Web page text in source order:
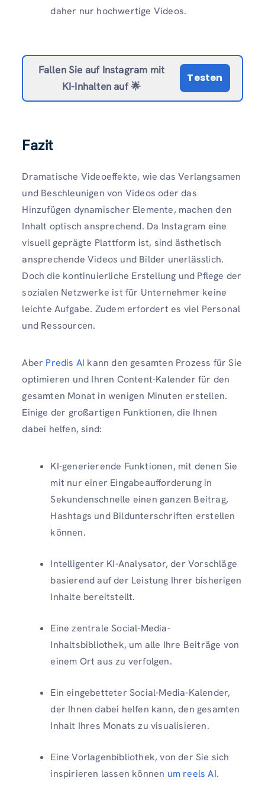
daher nur hochwertige Videos.
Fallen Sie auf Instagram mit
KI-Inhalten auf 🌟
Testen
Fazit
Dramatische Videoeffekte, wie das Verlangsamen
und Beschleunigen von Videos oder das
Hinzufügen dynamischer Elemente, machen den
Inhalt optisch ansprechend. Da Instagram eine
visuell geprägte Plattform ist, sind ästhetisch
ansprechende Videos und Bilder unerlässlich.
Doch die kontinuierliche Erstellung und Pflege der
sozialen Netzwerke ist für Unternehmer keine
leichte Aufgabe. Zudem erfordert es viel Personal
und Ressourcen.
Aber Predis AI kann den gesamten Prozess für Sie
optimieren und Ihren Content-Kalender für den
gesamten Monat in wenigen Minuten erstellen.
Einige der großartigen Funktionen, die Ihnen
dabei helfen, sind:
KI-generierende Funktionen, mit denen Sie
mit nur einer Eingabeaufforderung in
Sekundenschnelle einen ganzen Beitrag,
Hashtags und Bildunterschriften erstellen
können.
Intelligenter KI-Analysator, der Vorschläge
basierend auf der Leistung Ihrer bisherigen
Inhalte bereitstellt.
Eine zentrale Social-Media-
Inhaltsbibliothek, um alle Ihre Beiträge von
einem Ort aus zu verfolgen.
Ein eingebetteter Social-Media-Kalender,
der Ihnen dabei helfen kann, den gesamten
Inhalt Ihres Monats zu visualisieren.
Eine Vorlagenbibliothek, von der Sie sich
inspirieren lassen können um reels AI.